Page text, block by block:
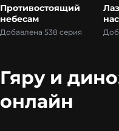
Противостоящий
небесам
Добавлена 538 серия
Гяру и
онлайн